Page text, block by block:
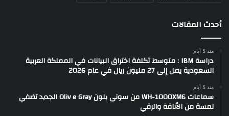
أحدث المقالات
منذ 5 أيام
دراسة IBM : متوسط تكلفة اختراق البيانات في المملكة العربية
السعودية يصل إلى 27 مليون ريال في عام 2026
منذ 5 أيام
سماعات WH-1000XM6 من سوني بلون Oliv e Gray الجديد تضفي
لمسة من الأناقة والرقي